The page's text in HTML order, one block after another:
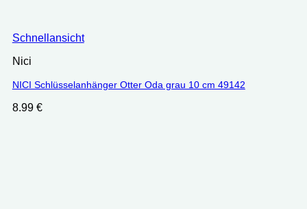
Schnellansicht
Nici
NICI Schlüsselanhänger Otter Oda grau 10 cm 49142
8.99 €